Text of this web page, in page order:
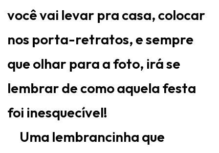
você vai levar pra casa, colocar
nos porta-retratos, e sempre
que olhar para a foto, irá se
lembrar de como aquela festa
foi inesquecível!
Uma lembrancinha que